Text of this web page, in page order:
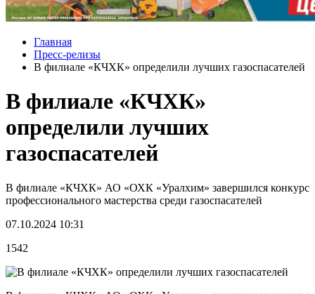
Главная
Пресс-релизы
В филиале «КЧХК» определили лучших газоспасателей
В филиале «КЧХК»
определили лучших
газоспасателей
В филиале «КЧХК» АО «ОХК «Уралхим» завершился конкурс
профессионального мастерства среди газоспасателей
07.10.2024 10:31
1542